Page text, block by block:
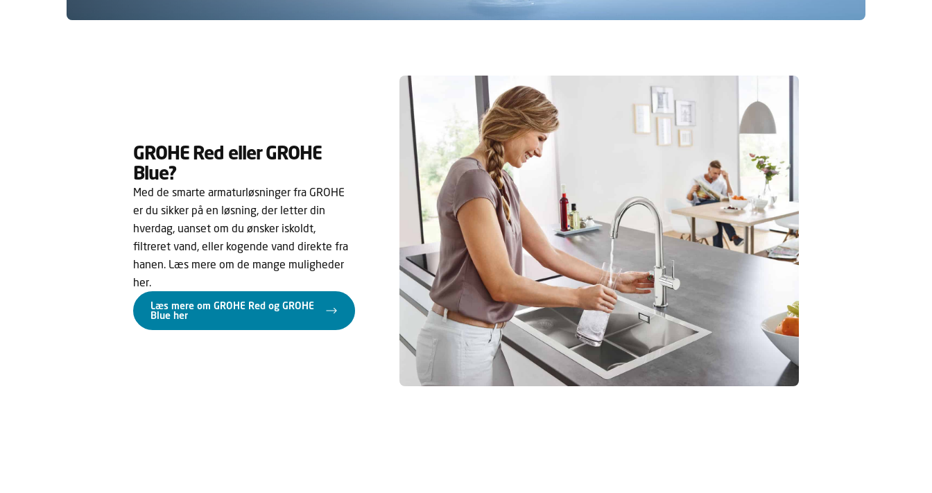
GROHE Red eller GROHE
Blue?
Med de smarte armaturløsninger fra GROHE
er du sikker på en løsning, der letter din
hverdag, uanset om du ønsker iskoldt,
filtreret vand, eller kogende vand direkte fra
hanen. Læs mere om de mange muligheder
her.
Læs mere om GROHE Red og GROHE
Blue her